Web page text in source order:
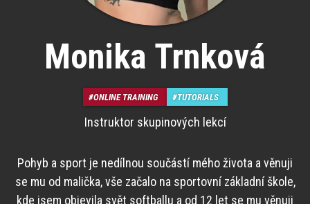
Monika Trnková
ONLINE TRAINING TUTORIALS
Instruktor skupinových lekcí
Pohyb a sport je nedílnou součástí mého života a věnuji
se mu od malička, vše začalo na sportovní základní škole,
kde jsem objevila svět softballu a od 12 let se mu věnuji